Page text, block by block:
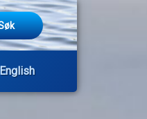
Hopp
English